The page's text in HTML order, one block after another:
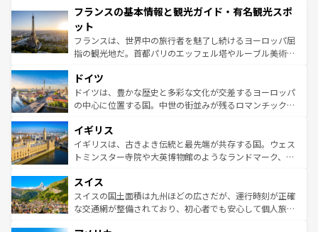
ませてくれるイタリアで、忘れられない旅をしてみよう！
なお、新着のイタリア情報は
しい。
文化が根付くこの国では、情熱的なフラメンコ、熱気あふ
れる闘牛、そして美味しいタパスが生活の一部となってい
る。首都マドリードの洗練された雰囲気や、バルセロナの
アートに溢れた街角から、地方では古代ローマ遺跡や中世
せる。地方によって風土や気候が異なるスペインはその個
性で訪れる人を魅了する。 なお、新着のスペイン情報は コ
ンテンツ一覧を参照してほしい。
フランスの基本情報と観光ガイド・有名観光スポ
ット
フランスは、世界中の旅行者を魅了し続けるヨーロッパ屈
指の観光地だ。首都パリのエッフェル塔やルーブル美術館
で、幅広い魅力が詰まっている。華麗な宮殿、歴史的な大
聖堂、美しいビーチ、そして豊かな自然が、訪れる者を心
から魅了する。また、フランスは美食の国としても知ら
いる。シャンパンの発祥地であるランス、プロヴァンスの
香り高いラベンダー畑など、多彩な楽しみ方が可能だ。さ
らに、パリ以外の地域にも魅力が溢れており、どの街角に
れる地方に足を運ぶとそれぞれで全く異なる文化を体験で
きるだろう。 なお、新着のフランス情報はコンテンツ一覧
を参照してほしい。
ドイツ
ドイツは、豊かな歴史と多彩な文化が交差するヨーロッパ
の中心に位置する国。中世の街並みが残るロマンチック街
顔を持つこの国は、どこを歩いても飽きることがない。ベ
ルリンの文化的活気、バイエルン州のアルプスの絶景、そ
してライン川沿いのワイン畑といった風景は必見。ビール
は、お酒好きな人にはぜひ体験してほしい。 なお、新着の
ドイツ情報はコンテンツ一覧を参照してほしい。
イギリス
イギリスは、古きよき伝統と最先端が共存する国。ウェス
トミンスター寺院や大英博物館のようなランドマーク、歴
リアごとに異なる魅力がある。また、優雅なアフタヌーン
ティー、ビール好きにはたまらない英国パブ、サッカー観
戦など、本場だからこそできる体験も豊富。イギリスを旅
スイス
スイスの国土面積は九州ほどの広さだが、運行時刻が正確
な交通網が整備されており、初心者でも安心して個人旅行